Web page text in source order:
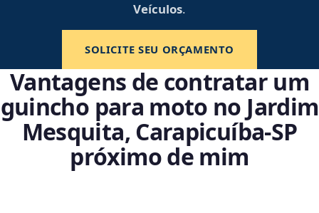
Veículos.
SOLICITE SEU ORÇAMENTO
Vantagens de contratar um
guincho para moto no Jardim
Mesquita, Carapicuíba‑SP
próximo de mim